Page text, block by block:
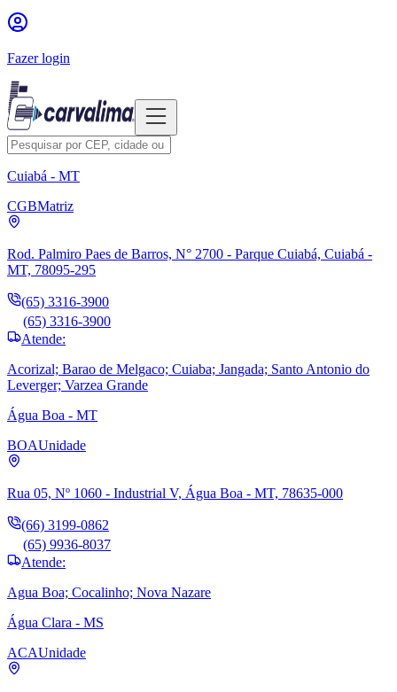
Fazer login
Cuiabá - MT
CGBMatriz
Rod. Palmiro Paes de Barros, N° 2700 - Parque Cuiabá, Cuiabá -
MT, 78095-295
(65) 3316-3900
(65) 3316-3900
Atende:
Acorizal; Barao de Melgaco; Cuiaba; Jangada; Santo Antonio do
Leverger; Varzea Grande
Água Boa - MT
BOAUnidade
Rua 05, Nº 1060 - Industrial V, Água Boa - MT, 78635-000
(66) 3199-0862
(65) 9936-8037
Atende:
Agua Boa; Cocalinho; Nova Nazare
Água Clara - MS
ACAUnidade